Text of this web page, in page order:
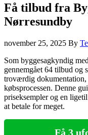
Få tilbud fra
Nørresundby
november 25, 2025 By
Som byggesagkyndig
gennemgået 64 tilbud og
troværdig dokumentation,
købsprocessen. Denne
priseksempler og en
at betale for meget.
Få 3